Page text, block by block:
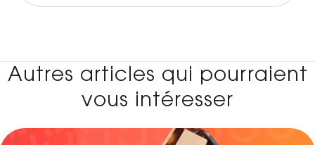
Autres articles qui pourraient
vous intéresser